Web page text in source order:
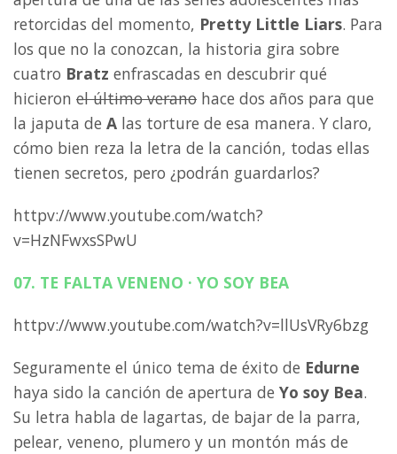
retorcidas del momento, Pretty Little Liars. Para
los que no la conozcan, la historia gira sobre
cuatro Bratz enfrascadas en descubrir qué
hicieron el último verano hace dos años para que
la japuta de A las torture de esa manera. Y claro,
cómo bien reza la letra de la canción, todas ellas
tienen secretos, pero ¿podrán guardarlos?
httpv://www.youtube.com/watch?
v=HzNFwxsSPwU
07. TE FALTA VENENO · YO SOY BEA
httpv://www.youtube.com/watch?v=llUsVRy6bzg
Seguramente el único tema de éxito de Edurne
haya sido la canción de apertura de Yo soy Bea.
Su letra habla de lagartas, de bajar de la parra,
pelear, veneno, plumero y un montón más de